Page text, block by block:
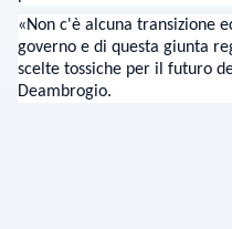
«Non c'è alcuna transizione
governo e di questa giunta
scelte tossiche per il futuro
Deambrogio.